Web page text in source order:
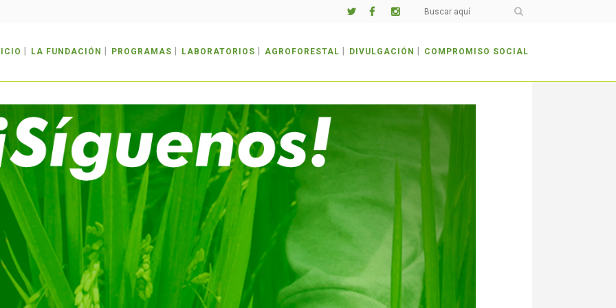
LA FUNDACIÓN PROGRAMAS LABORATORIOS AGROFORESTAL DIVULGACIÓN COMPROMISO SOCIAL